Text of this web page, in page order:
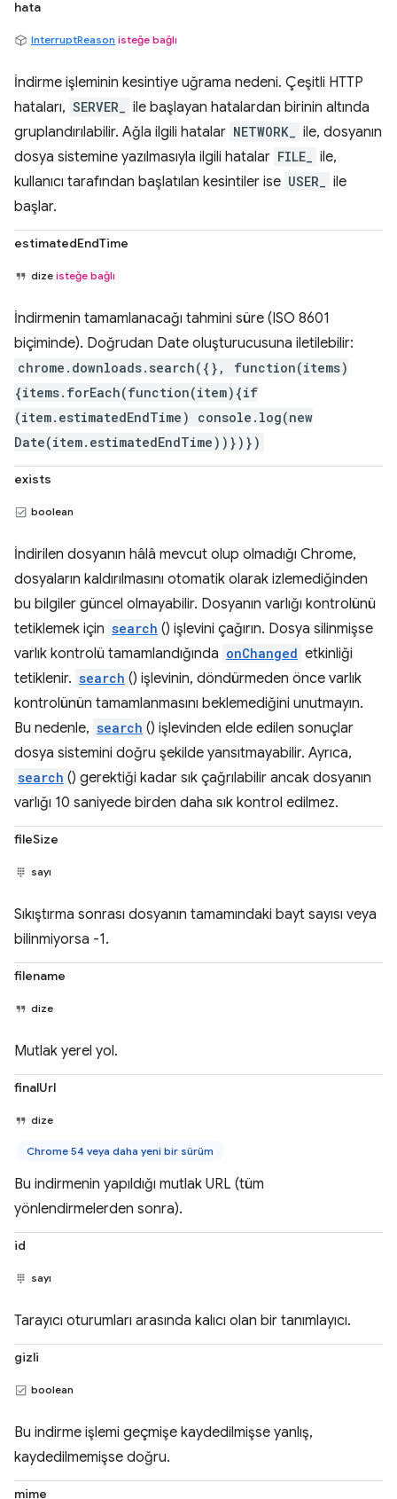
hata
InterruptReason isteğe bağlı
İndirme işleminin kesintiye uğrama nedeni. Çeşitli HTTP
hataları, SERVER_
ile başlayan hatalardan birinin altında
gruplandırılabilir. Ağla ilgili hatalar NETWORK_
ile, dosyanın
dosya sistemine yazılmasıyla ilgili hatalar FILE_
ile,
kullanıcı tarafından başlatılan kesintiler ise USER_
ile
başlar.
estimatedEndTime
dize isteğe bağlı
İndirmenin tamamlanacağı tahmini süre (ISO 8601
biçiminde). Doğrudan Date oluşturucusuna iletilebilir:
chrome.downloads.search({}, function(items)
{items.forEach(function(item){if
(item.estimatedEndTime) console.log(new
Date(item.estimatedEndTime))})})
exists
boolean
İndirilen dosyanın hâlâ mevcut olup olmadığı Chrome,
dosyaların kaldırılmasını otomatik olarak izlemediğinden
bu bilgiler güncel olmayabilir. Dosyanın varlığı kontrolünü
tetiklemek için search () işlevini çağırın. Dosya silinmişse
varlık kontrolü tamamlandığında onChanged etkinliği
tetiklenir. search () işlevinin, döndürmeden önce varlık
kontrolünün tamamlanmasını beklemediğini unutmayın.
Bu nedenle, search () işlevinden elde edilen sonuçlar
dosya sistemini doğru şekilde yansıtmayabilir. Ayrıca,
search () gerektiği kadar sık çağrılabilir ancak dosyanın
varlığı 10 saniyede birden daha sık kontrol edilmez.
fileSize
sayı
Sıkıştırma sonrası dosyanın tamamındaki bayt sayısı veya
bilinmiyorsa -1.
filename
dize
Mutlak yerel yol.
finalUrl
dize
Chrome 54 veya daha yeni bir sürüm
Bu indirmenin yapıldığı mutlak URL (tüm
yönlendirmelerden sonra).
id
sayı
Tarayıcı oturumları arasında kalıcı olan bir tanımlayıcı.
gizli
boolean
Bu indirme işlemi geçmişe kaydedilmişse yanlış,
kaydedilmemişse doğru.
mime